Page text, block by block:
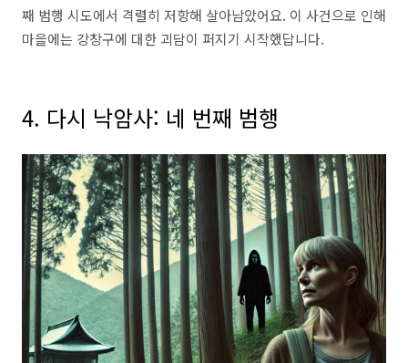
째 범행 시도에서 격렬히 저항해 살아남았어요. 이 사건으로 인해
마을에는 강창구에 대한 괴담이 퍼지기 시작했답니다.
4. 다시 낙암사: 네 번째 범행